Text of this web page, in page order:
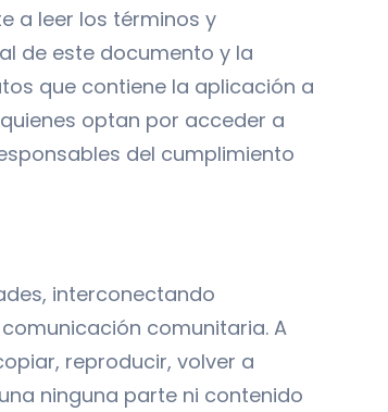
a leer los términos y
de este documento y la
que contiene la aplicación a
optan por acceder a
del cumplimiento
interconectando
comunitaria. A
reproducir, volver a
ninguna parte ni contenido